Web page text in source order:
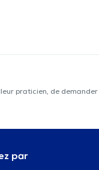
praticien, de
par